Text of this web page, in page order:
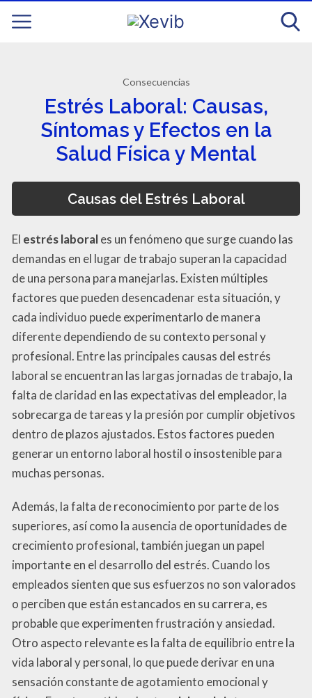
Consecuencias
Estrés Laboral: Causas,
Síntomas y Efectos en la
Salud Física y Mental
Causas del Estrés Laboral
El estrés laborales un fenómeno que surge cuando las
demandas en el lugar de trabajo superan la capacidad
de una persona para manejarlas. Existen múltiples
factores que pueden desencadenar esta situación, y
cada individuo puede experimentarlo de manera
diferente dependiendo de su contexto personal y
profesional. Entre las principales causas del estrés
laboral se encuentran las largas jornadas de trabajo, la
falta de claridad en las expectativas del empleador, la
sobrecarga de tareas y la presión por cumplir objetivos
dentro de plazos ajustados. Estos factores pueden
generar un entorno laboral hostil o insostenible para
muchas personas.
Además, la falta de reconocimiento por parte de los
superiores, así como la ausencia de oportunidades de
crecimiento profesional, también juegan un papel
importante en el desarrollo del estrés. Cuando los
empleados sienten que sus esfuerzos no son valorados
o perciben que están estancados en su carrera, es
probable que experimenten frustración y ansiedad.
Otro aspecto relevante es la falta de equilibrio entre la
vida laboral y personal, lo que puede derivar en una
sensación constante de agotamiento emocional y